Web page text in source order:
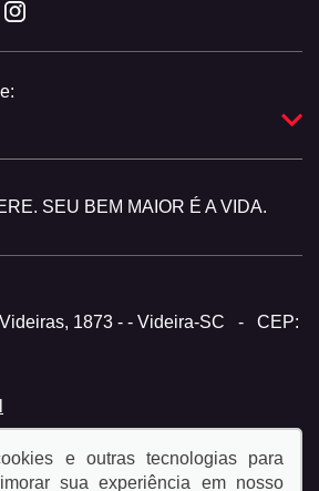
SEU BEM MAIOR É A VIDA.
1873 - - Videira-SC
-
CEP:
e outras tecnologias para
sua experiência em nosso